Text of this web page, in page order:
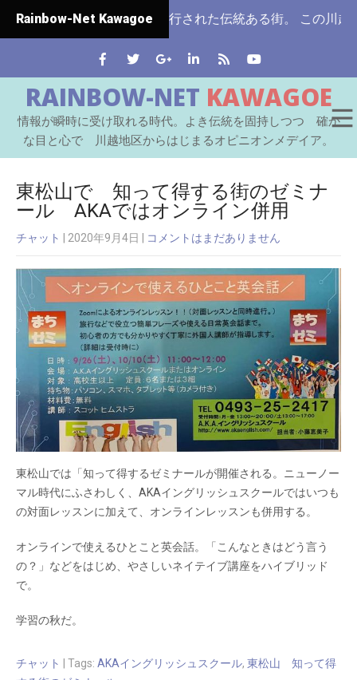
Rainbow-Net Kawagoe
県ではじめて市制施行された伝統ある街。 この川越をはじ
RAINBOW-NET KAWAGOE
情報が瞬時に受け取れる時代。よき伝統を固持しつつ 確か
な目と心で 川越地区からはじまるオピニオンメデイア。
東松山で 知って得する街のゼミナ
ール AKAではオンライン併用
チャット | 2020年9月4日 コメントはまだありません
東松山では「知って得するゼミナールが開催される。ニューノー
マル時代にふさわしく、AKAイングリッシュスクールではいつも
の対面レッスンに加えて、オンラインレッスンも併用する。
オンラインで使えるひとこと英会話。「こんなときはどう言う
の？」などをはじめ、やさしいネイテイブ講座をハイブリッド
で。
学習の秋だ。
チャット | Tags: AKAイングリッシュスクール, 東松山 知って得